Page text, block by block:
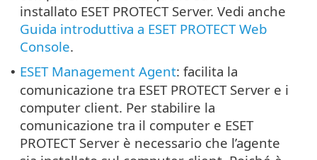
installato ESET PROTECT Server. Vedi anche
Guida introduttiva a ESET PROTECT Web
Console.
• ESET Management Agent: facilita la
comunicazione tra ESET PROTECT Server e i
computer client. Per stabilire la
comunicazione tra il computer e ESET
PROTECT Server è necessario che l’agente